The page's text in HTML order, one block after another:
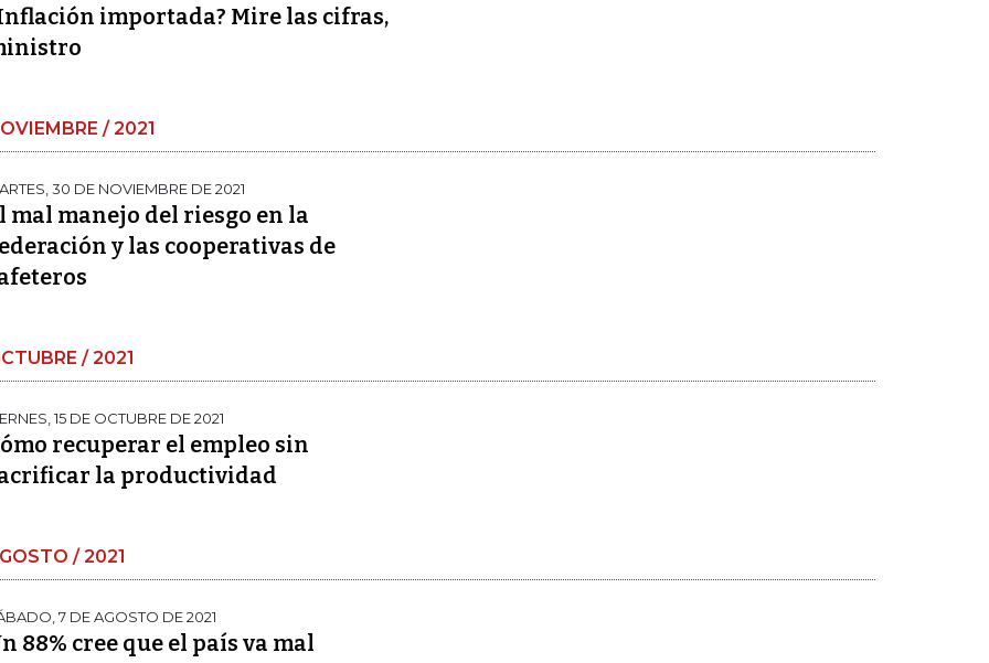
importada? Mire las cifras,
/ 2021
30 DE NOVIEMBRE DE 2021
mal manejo del riesgo en la
y las cooperativas de
/ 2021
15 DE OCTUBRE DE 2021
recuperar el empleo sin
la productividad
/ 2021
7 DE AGOSTO DE 2021
88% cree que el país va mal